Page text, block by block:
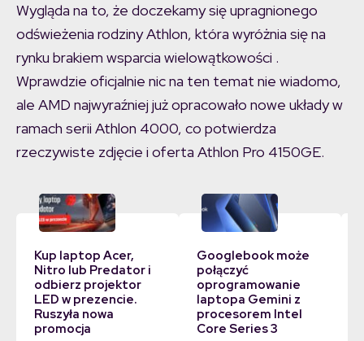
Wygląda na to, że doczekamy się upragnionego
odświeżenia rodziny Athlon, która wyróżnia się na
rynku brakiem wsparcia wielowątkowości .
Wprawdzie oficjalnie nic na ten temat nie wiadomo,
ale AMD najwyraźniej już opracowało nowe układy w
ramach serii Athlon 4000, co potwierdza
rzeczywiste zdjęcie i oferta Athlon Pro 4150GE.
Kup laptop Acer,
Nitro lub Predator i
odbierz projektor
LED w prezencie.
Ruszyła nowa
promocja
Googlebook może
połączyć
oprogramowanie
laptopa Gemini z
procesorem Intel
Core Series 3